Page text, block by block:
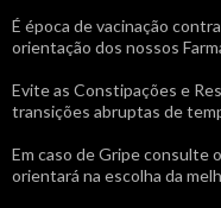
É época de vacinação
orientação dos nossos
Evite as Constipações e
transições abruptas de
Em caso de Gripe consulte
orientará na escolha da